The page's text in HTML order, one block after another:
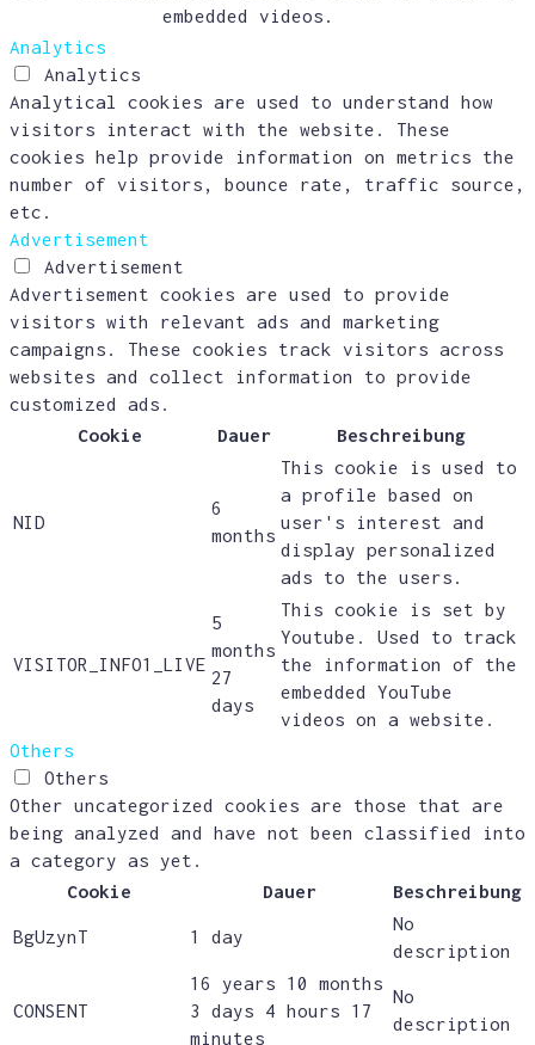
embedded videos.
Analytics
Analytics
Analytical cookies are used to understand how
visitors interact with the website. These
cookies help provide information on metrics the
number of visitors, bounce rate, traffic source,
etc.
Advertisement
Advertisement
Advertisement cookies are used to provide
visitors with relevant ads and marketing
campaigns. These cookies track visitors across
websites and collect information to provide
customized ads.
Cookie
Dauer Beschreibung
NID
6
months
This cookie is used to
a profile based on
user's interest and
display personalized
ads to the users.
VISITOR_INFO1_LIVE
5
months
27
days
This cookie is set by
Youtube. Used to track
the information of the
embedded YouTube
videos on a website.
Others
Others
Other uncategorized cookies are those that are
being analyzed and have not been classified into
a category as yet.
Cookie
Dauer Beschreibung
BgUzynT 1 day
No
description
CONSENT
16 years 10 months
3 days 4 hours 17
minutes
No
description